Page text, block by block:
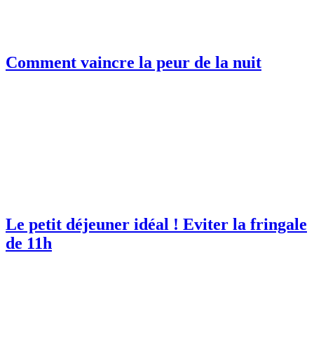
Comment vaincre la peur de la nuit
Le petit déjeuner idéal ! Eviter la fringale
de 11h